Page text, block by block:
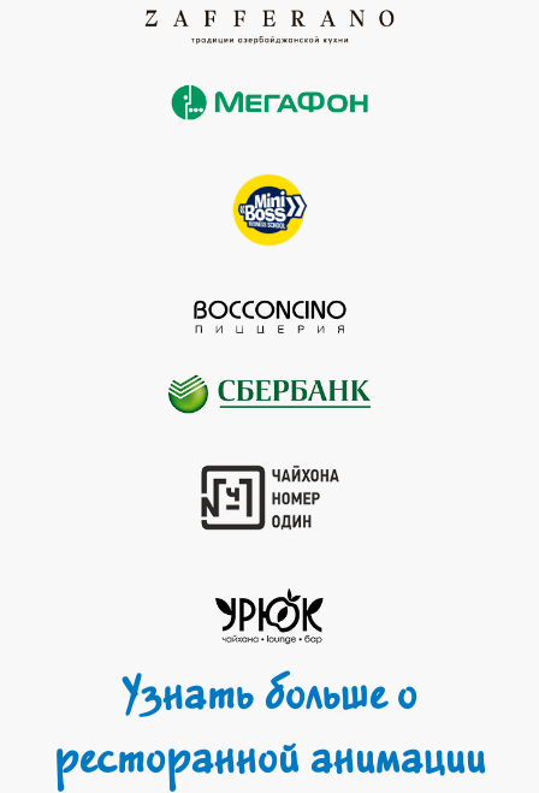
Узнать больше о
ресторанной анимации